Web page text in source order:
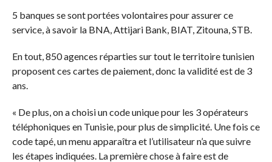
5 banques se sont portées volontaires pour assurer ce
service, à savoir la BNA, Attijari Bank, BIAT, Zitouna, STB.
En tout, 850 agences réparties sur tout le territoire tunisien
proposent ces cartes de paiement, donc la validité est de 3
ans.
« De plus, on a choisi un code unique pour les 3 opérateurs
téléphoniques en Tunisie, pour plus de simplicité. Une fois ce
code tapé, un menu apparaîtra et l’utilisateur n’a que suivre
les étapes indiquées. La première chose à faire est de